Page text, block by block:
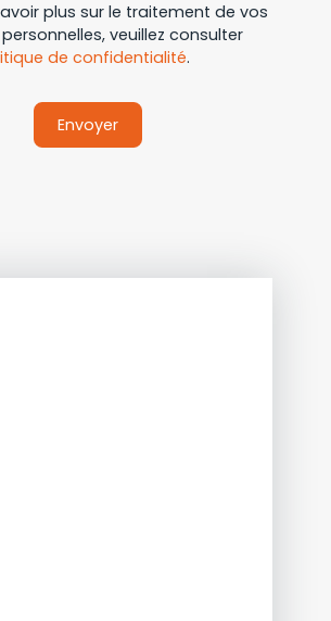
plus sur le traitement de vos
veuillez consulter
de confidentialité.
Envoyer